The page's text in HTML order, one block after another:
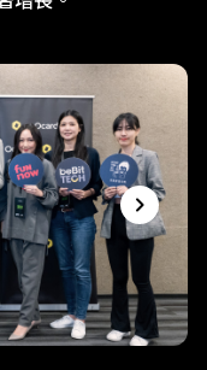
keyboard_arrow_right